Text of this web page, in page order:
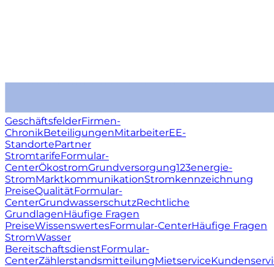
GeschäftsfelderFirmen-
ChronikBeteiligungenMitarbeiterEE-
StandortePartner
StromtarifeFormular-
CenterÖkostromGrundversorgung123energie-
StromMarktkommunikationStromkennzeichnung
PreiseQualitätFormular-
CenterGrundwasserschutzRechtliche
GrundlagenHäufige Fragen
PreiseWissenswertesFormular-CenterHäufige Fragen
StromWasser
BereitschaftsdienstFormular-
CenterZählerstandsmitteilungMietservice